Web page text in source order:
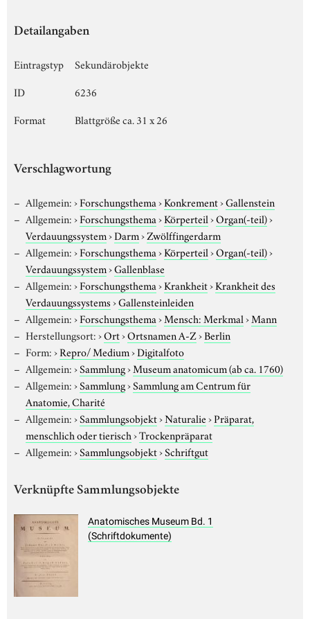
Detailangaben
Eintragstyp
Sekundärobjekte
ID
6236
Format
Blattgröße ca. 31 x 26
Verschlagwortung
Allgemein:›Forschungsthema›Konkrement›Gallenstein
Allgemein:›Forschungsthema›Körperteil›Organ(-teil)›
Verdauungssystem›Darm›Zwölffingerdarm
Allgemein:›Forschungsthema›Körperteil›Organ(-teil)›
Verdauungssystem›Gallenblase
Allgemein:›Forschungsthema›Krankheit›Krankheit des
Verdauungssystems›Gallensteinleiden
Allgemein:›Forschungsthema›Mensch: Merkmal›Mann
Herstellungsort:›Ort›Ortsnamen A-Z›Berlin
Form:›Repro/ Medium›Digitalfoto
Allgemein:›Sammlung›Museum anatomicum (ab ca. 1760)
Allgemein:›Sammlung›Sammlung am Centrum für
Anatomie, Charité
Allgemein:›Sammlungsobjekt›Naturalie›Präparat,
menschlich oder tierisch›Trockenpräparat
Allgemein:›Sammlungsobjekt›Schriftgut
Verknüpfte Sammlungsobjekte
Anatomisches Museum Bd. 1
(Schriftdokumente)